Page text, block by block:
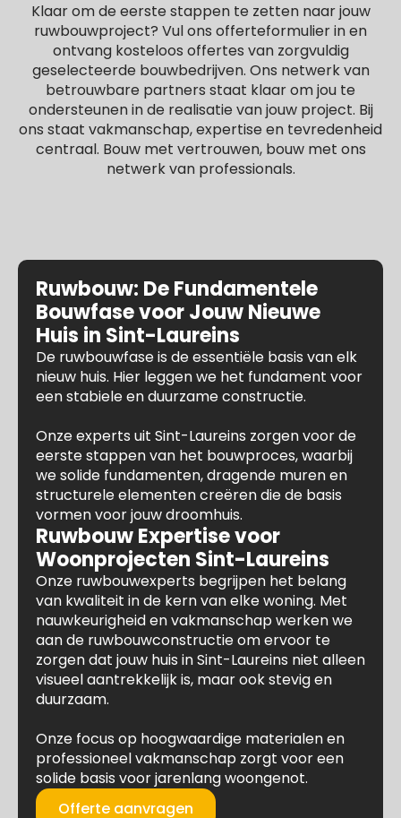
Klaar om de eerste stappen te zetten naar jouw
ruwbouwproject? Vul ons offerteformulier in en
ontvang kosteloos offertes van zorgvuldig
geselecteerde bouwbedrijven. Ons netwerk van
betrouwbare partners staat klaar om jou te
ondersteunen in de realisatie van jouw project. Bij
ons staat vakmanschap, expertise en tevredenheid
centraal. Bouw met vertrouwen, bouw met ons
netwerk van professionals.
Ruwbouw: De Fundamentele
Bouwfase voor Jouw Nieuwe
Huis in Sint-Laureins
De ruwbouwfase is de essentiële basis van elk
nieuw huis. Hier leggen we het fundament voor
een stabiele en duurzame constructie.
Onze experts uit Sint-Laureins zorgen voor de
eerste stappen van het bouwproces, waarbij
we solide fundamenten, dragende muren en
structurele elementen creëren die de basis
vormen voor jouw droomhuis.
Ruwbouw Expertise voor
Woonprojecten Sint-Laureins
Onze ruwbouwexperts begrijpen het belang
van kwaliteit in de kern van elke woning. Met
nauwkeurigheid en vakmanschap werken we
aan de ruwbouwconstructie om ervoor te
zorgen dat jouw huis in Sint-Laureins niet alleen
visueel aantrekkelijk is, maar ook stevig en
duurzaam.
Onze focus op hoogwaardige materialen en
professioneel vakmanschap zorgt voor een
solide basis voor jarenlang woongenot.
Offerte aanvragen